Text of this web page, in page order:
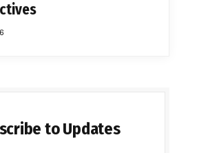
to Updates